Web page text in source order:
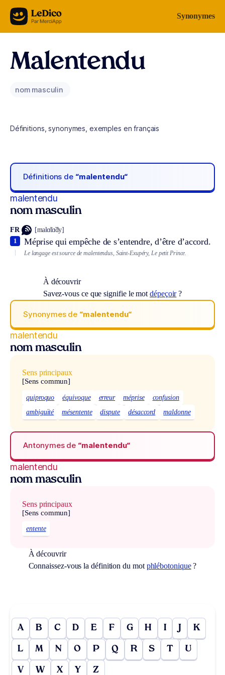
Aller au contenu Synonymes
Malentendu
nom masculin
Définitions, synonymes, exemples en français
Définitions de “malentendu“
malentendu
nom masculin
FR [malɑ̃tɑ̃dy]
Méprise qui empêche de s’entendre, d’être d’accord.
1
Le langage est source de malentendus, Saint-Exupéry, Le petit Prince.
À découvrir
Savez-vous ce que signifie le motdépeçoir?
Synonymes de “malentendu“
malentendu
nom masculin
Sens principaux
[Sens commun]
quiproquo équivoque erreur méprise
confusion
ambiguïté
mésentente dispute désaccord maldonne
Antonymes de “malentendu“
malentendu
nom masculin
Sens principaux
[Sens commun]
entente
À découvrir
Connaissez-vous la définition du mot phlébotonique?
A B C D E F G H I J K
L M N O P Q R S T U
V W X Y Z